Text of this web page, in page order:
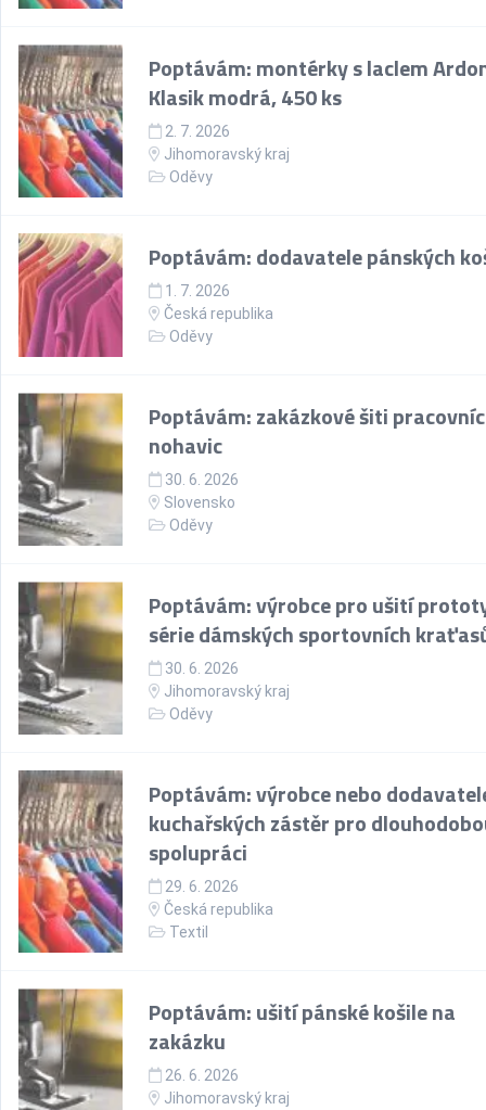
Poptávám: montérky s laclem
Klasik modrá, 450 ks
2. 7. 2026
Jihomoravský kraj
Oděvy
Poptávám: dodavatele pánských
1. 7. 2026
Česká republika
Oděvy
Poptávám: zakázkové šiti
nohavic
30. 6. 2026
Slovensko
Oděvy
Poptávám: výrobce pro ušití
série dámských sportovních
30. 6. 2026
Jihomoravský kraj
Oděvy
Poptávám: výrobce nebo
kuchařských zástěr pro
spolupráci
29. 6. 2026
Česká republika
Textil
Poptávám: ušití pánské košile na
zakázku
26. 6. 2026
Jihomoravský kraj